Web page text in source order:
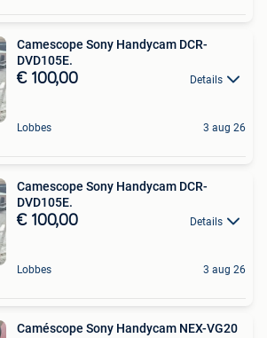
Camescope Sony Handycam DCR-
DVD105E.
€ 100,00 Details
Lobbes 3 aug 26
Camescope Sony Handycam DCR-
DVD105E.
€ 100,00 Details
Lobbes 3 aug 26
Caméscope Sony Handycam NEX-VG20